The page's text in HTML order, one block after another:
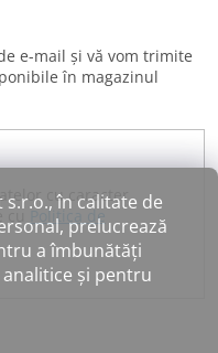
în calitate de
prelucrează
a îmbunătăți
și pentru
e-mail şi vă vom trimite
în magazinul
cu caracter
cu Politica de